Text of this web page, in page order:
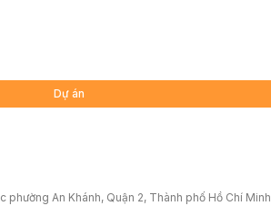
Dự án
phường An Khánh, Quận 2, Thành phố Hồ Chí Minh